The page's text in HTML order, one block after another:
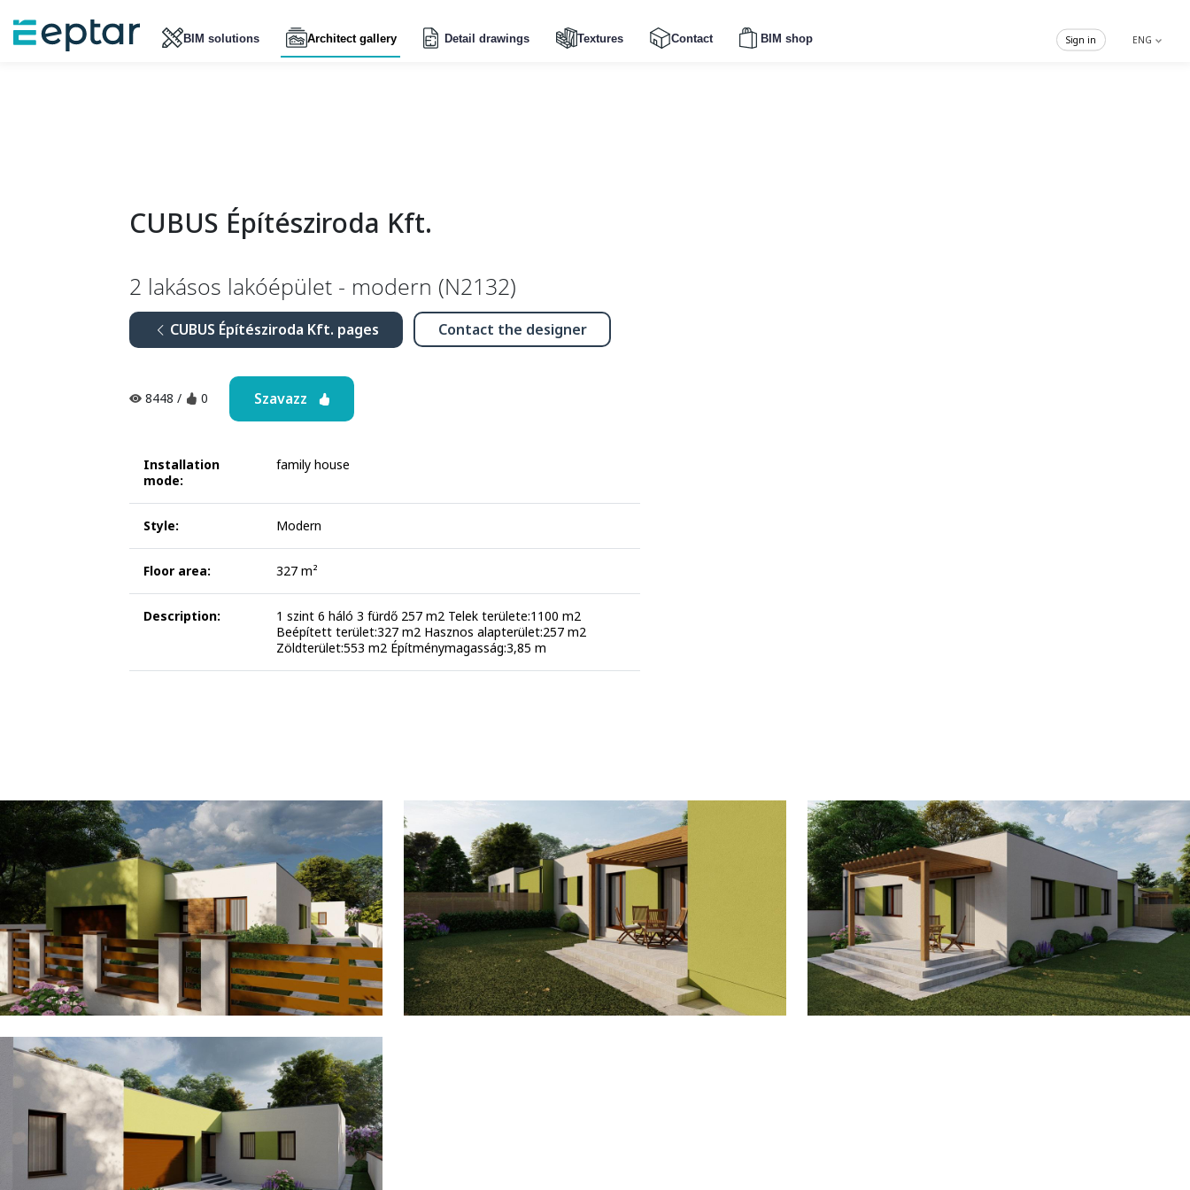
BIM solutions Architect gallery Detail drawings Textures Contact BIM shop ENG
Sign in
CUBUS Építésziroda Kft.
2 lakásos lakóépület - modern (N2132)
CUBUS Építésziroda Kft. pages Contact the designer
8448 / 0 Szavazz
Installation
mode:
family house
Style: Modern
Floor area: 327 m²
Description:
1 szint 6 háló 3 fürdő 257 m2 Telek területe:1100 m2
Beépített terület:327 m2 Hasznos alapterület:257 m2
Zöldterület:553 m2 Építménymagasság:3,85 m